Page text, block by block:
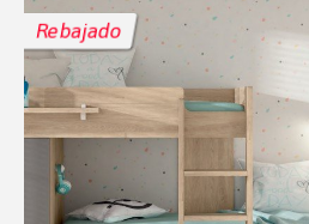
Rebajado